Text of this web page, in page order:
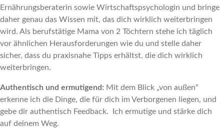
Ernährungsberaterin sowie Wirtschaftspsychologin und bringe
daher genau das Wissen mit, das dich wirklich weiterbringen
wird. Als berufstätige Mama von 2 Töchtern stehe ich täglich
vor ähnlichen Herausforderungen wie du und stelle daher
sicher, dass du praxisnahe Tipps erhältst, die dich wirklich
weiterbringen.
Authentisch und ermutigend: Mit dem Blick „von außen“
erkenne ich die Dinge, die für dich im Verborgenen liegen, und
gebe dir authentisch Feedback.
Ich ermutige und stärke dich
auf deinem Weg.